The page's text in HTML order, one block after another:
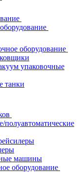
оборудование
упаковочные
танки
полуавтоматические
машины
оборудование